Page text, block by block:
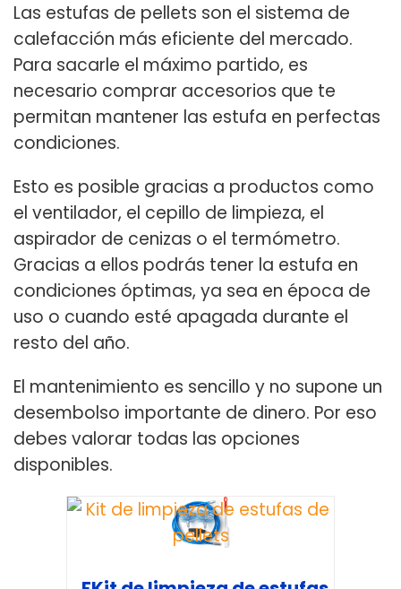
Las estufas de pellets son el sistema de
calefacción más eficiente del mercado.
Para sacarle el máximo partido, es
necesario comprar accesorios que te
permitan mantener las estufa en perfectas
condiciones.
Esto es posible gracias a productos como
el ventilador, el cepillo de limpieza, el
aspirador de cenizas o el termómetro.
Gracias a ellos podrás tener la estufa en
condiciones óptimas, ya sea en época de
uso o cuando esté apagada durante el
resto del año.
El mantenimiento es sencillo y no supone un
desembolso importante de dinero. Por eso
debes valorar todas las opciones
disponibles.